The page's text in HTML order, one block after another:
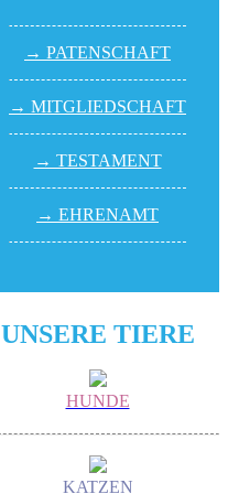
→ PATEN­SCHAFT
→ MITGLIED­SCHAFT
→ TESTA­MENT
→ EHREN­AMT
UNSERE TIERE
HUNDE
KATZEN